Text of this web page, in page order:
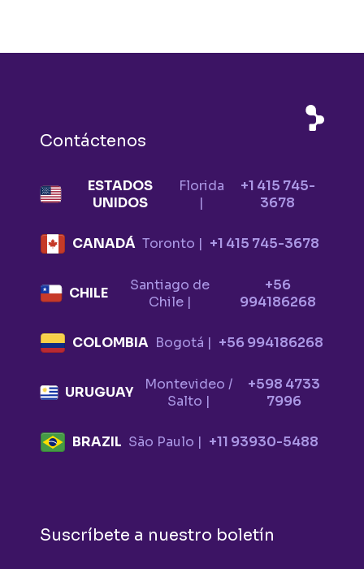
Contáctenos
ESTADOS
UNIDOS
Florida
|
+1 415 745-
3678
CANADÁ Toronto | +1 415 745-3678
CHILE
Santiago de
Chile |
+56
994186268
COLOMBIA Bogotá | +56 994186268
URUGUAY
Montevideo /
Salto |
+598 4733
7996
BRAZIL São Paulo | +11 93930-5488
Suscríbete a nuestro boletín